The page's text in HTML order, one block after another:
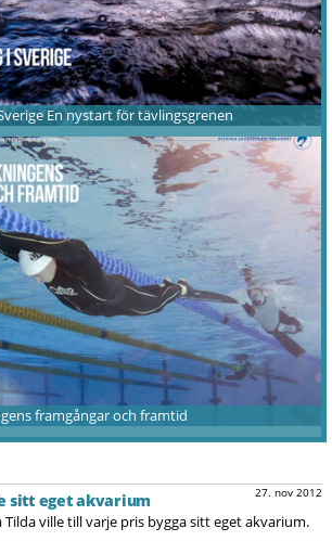
En nystart för tävlingsgrenen
framgångar och framtid
27. nov 2012
sitt eget akvarium
Tilda ville till varje pris bygga sitt eget akvarium.